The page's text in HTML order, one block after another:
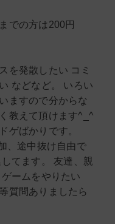
での方は200円
を発散したい コミ
などなど。 いろい
ますので分からな
教えて頂けます^_^
ゲばかりです。
、途中抜け自由で
てます。 友達、親
ームをやりたい
質問ありましたら